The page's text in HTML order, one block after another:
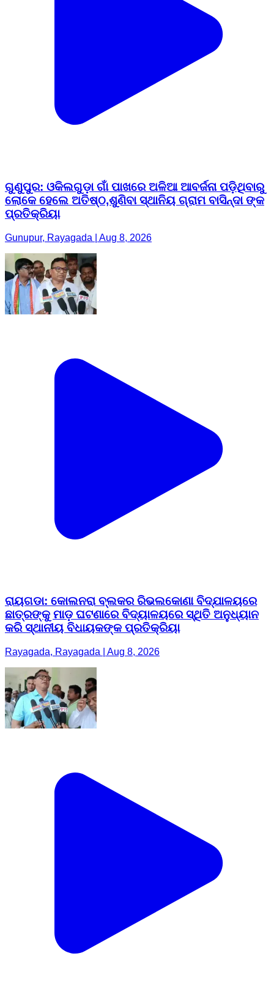
ଗୁଣୁପୁର: ଓକିଲଗୁଡ଼ା ଗାଁ ପାଖରେ ଅଳିଆ ଆବର୍ଜନା ପଡ଼ିଥିବାରୁ
ଲୋକେ ହେଲେ ଅତିଷ୍ଠ,ଶୁଣିବା ସ୍ଥାନିୟ ଗ୍ରାମ ବାସିନ୍ଦା ଙ୍କ
ପ୍ରତିକ୍ରିୟା
Gunupur, Rayagada | Aug 8, 2026
ରାୟଗଡା: କୋଲନରା ବ୍ଲକର ରିଭଲକୋଣା ବିଦ୍ଯାଳୟରେ
ଛାତ୍ରଙ୍କୁ ମାଡ଼ ଘଟଣାରେ ବିଦ୍ୟାଳୟରେ ସ୍ଥିତି ଅନୁଧ୍ୟାନ
କରି ସ୍ଥାନୀୟ ବିଧାୟକଙ୍କ ପ୍ରତିକ୍ରିୟା
Rayagada, Rayagada | Aug 8, 2026